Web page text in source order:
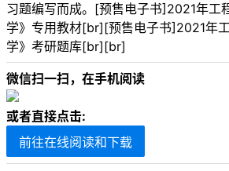
习题编写而成。[预售电子书]2021年工
学》专用教材[br][预售电子书]2021年
学》考研题库[br][br]
微信扫一扫，在手机阅读
或者直接点击:
前往在线阅读和下载